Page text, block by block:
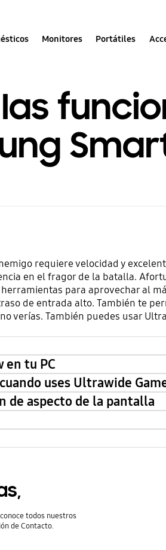
Monitores Portátiles
requiere velocidad y
en el fragor de la batalla.
para aprovechar al
de entrada alto. También te
verías. También puedes usar
en tu PC
uses Ultrawide
de aspecto de la pantalla
todos nuestros
de Contacto.